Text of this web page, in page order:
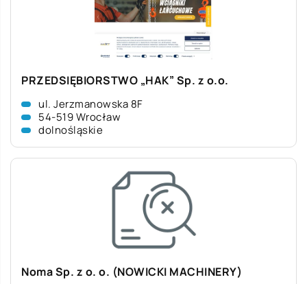
PRZEDSIĘBIORSTWO „HAK” Sp. z o.o.
ul. Jerzmanowska 8F
54-519 Wrocław
dolnośląskie
Noma Sp. z o. o. (NOWICKI MACHINERY)